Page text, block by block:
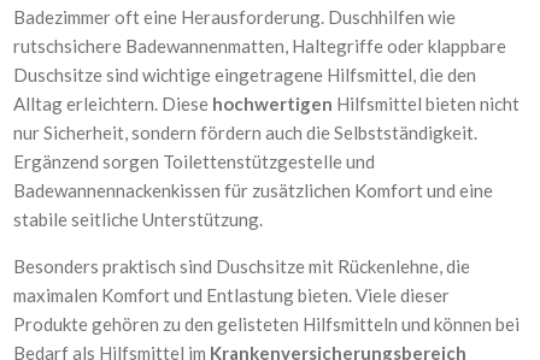
Badezimmer oft eine Herausforderung. Duschhilfen wie
rutschsichere Badewannenmatten, Haltegriffe oder klappbare
Duschsitze sind wichtige eingetragene Hilfsmittel, die den
Alltag erleichtern. Diese hochwertigen Hilfsmittel bieten nicht
nur Sicherheit, sondern fördern auch die Selbstständigkeit.
Ergänzend sorgen Toilettenstützgestelle und
Badewannennackenkissen für zusätzlichen Komfort und eine
stabile seitliche Unterstützung.
Besonders praktisch sind Duschsitze mit Rückenlehne, die
maximalen Komfort und Entlastung bieten. Viele dieser
Produkte gehören zu den gelisteten Hilfsmitteln und können bei
Bedarf als Hilfsmittel im Krankenversicherungsbereich